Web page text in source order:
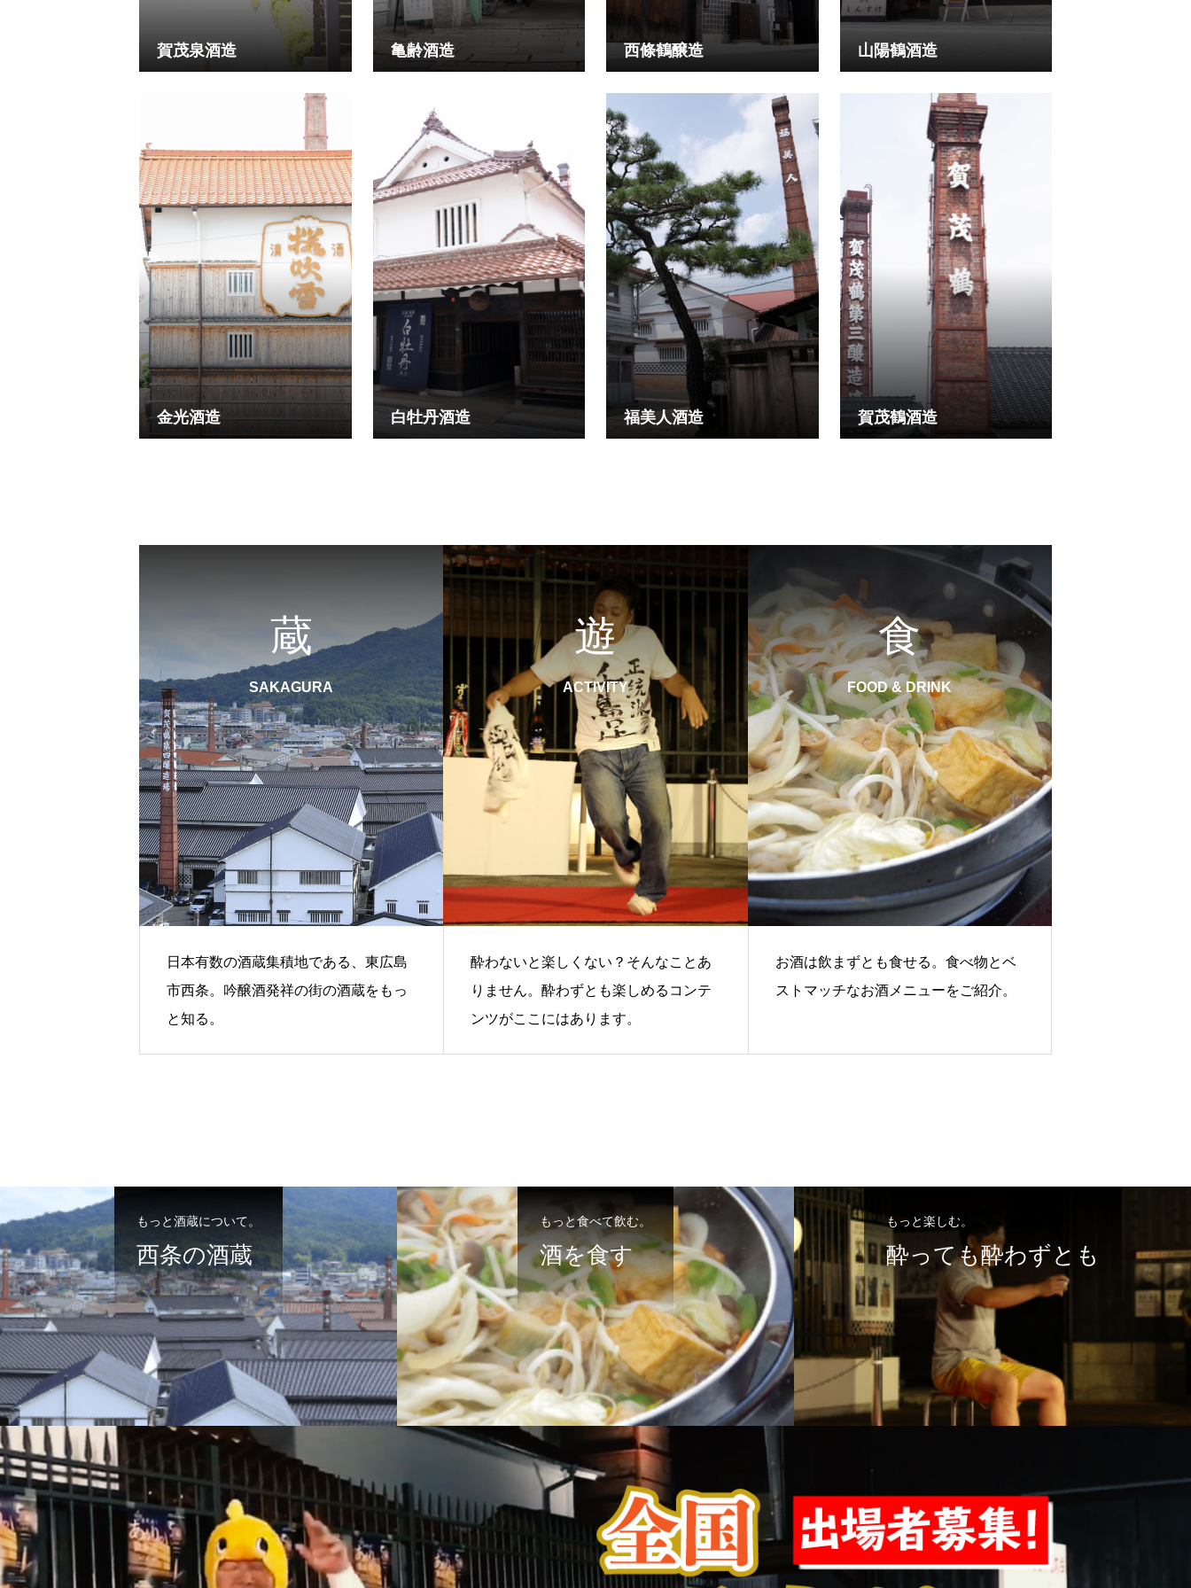
賀茂泉酒造 亀齢酒造 西條鶴醸造 山陽鶴酒造
金光酒造 白牡丹酒造 福美人酒造 賀茂鶴酒造
蔵
SAKAGURA
日本有数の酒蔵集積地である、東広島
市西条。吟醸酒発祥の街の酒蔵をもっ
と知る。
遊
ACTIVITY
酔わないと楽しくない？そんなことあ
りません。酔わずとも楽しめるコンテ
ンツがここにはあります。
食
FOOD & DRINK
お酒は飲まずとも食せる。食べ物とベ
ストマッチなお酒メニューをご紹介。
もっと酒蔵について。
西条の酒蔵
もっと食べて飲む。
酒を食す
もっと楽しむ。
酔っても酔わずとも